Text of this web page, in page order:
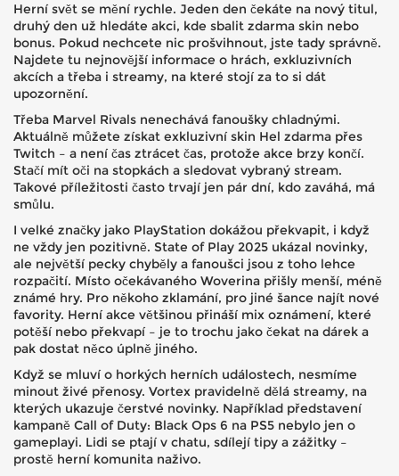
Herní svět se mění rychle. Jeden den čekáte na nový titul,
druhý den už hledáte akci, kde sbalit zdarma skin nebo
bonus. Pokud nechcete nic prošvihnout, jste tady správně.
Najdete tu nejnovější informace o hrách, exkluzivních
akcích a třeba i streamy, na které stojí za to si dát
upozornění.
Třeba Marvel Rivals nenechává fanoušky chladnými.
Aktuálně můžete získat exkluzivní skin Hel zdarma přes
Twitch – a není čas ztrácet čas, protože akce brzy končí.
Stačí mít oči na stopkách a sledovat vybraný stream.
Takové příležitosti často trvají jen pár dní, kdo zaváhá, má
smůlu.
I velké značky jako PlayStation dokážou překvapit, i když
ne vždy jen pozitivně. State of Play 2025 ukázal novinky,
ale největší pecky chyběly a fanoušci jsou z toho lehce
rozpačití. Místo očekávaného Woverina přišly menší, méně
známé hry. Pro někoho zklamání, pro jiné šance najít nové
favority. Herní akce většinou přináší mix oznámení, které
potěší nebo překvapí – je to trochu jako čekat na dárek a
pak dostat něco úplně jiného.
Když se mluví o horkých herních událostech, nesmíme
minout živé přenosy. Vortex pravidelně dělá streamy, na
kterých ukazuje čerstvé novinky. Například představení
kampaně Call of Duty: Black Ops 6 na PS5 nebylo jen o
gameplayi. Lidi se ptají v chatu, sdílejí tipy a zážitky –
prostě herní komunita naživo.